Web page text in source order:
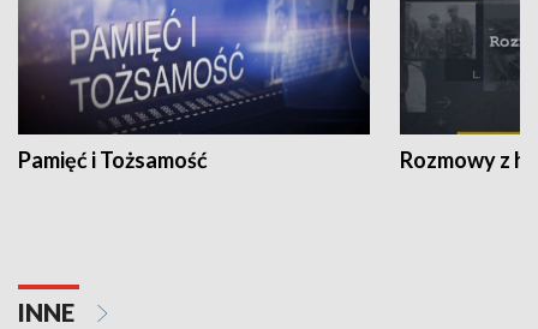
Pamięć i Tożsamość Rozmowy z
INNE